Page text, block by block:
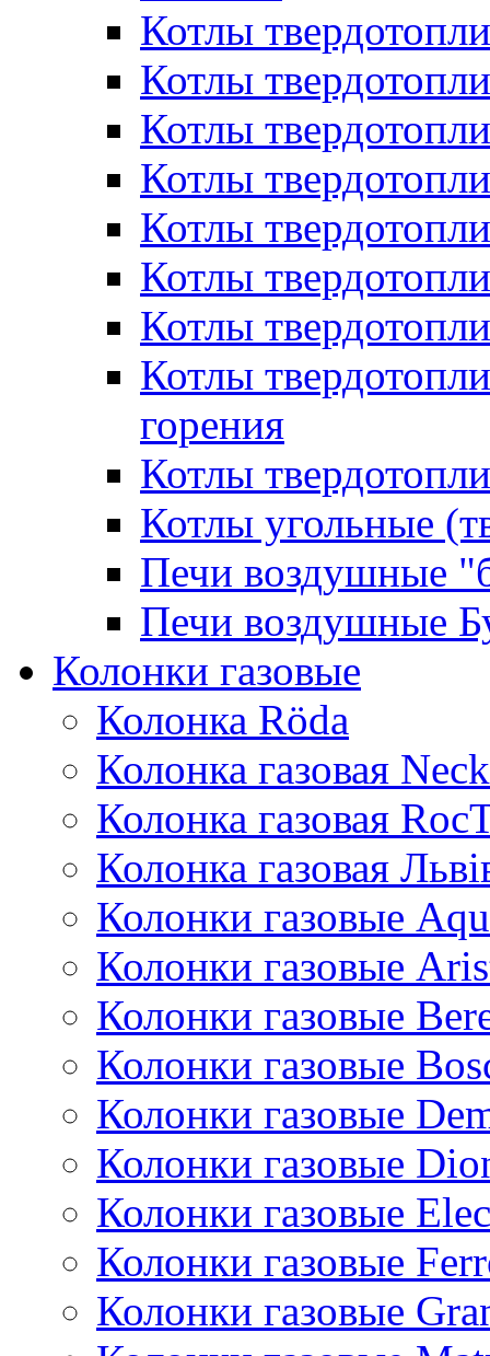
Котлы
Котлы
Котлы
Котлы
Котлы
Котлы
Котлы
Котлы
горения
Котлы
Котлы угольные
Печи воздушные
Печи воздушные
Колонки газовые
Колонка Rӧda
Колонка газовая
Колонка газовая
Колонка газовая
Колонки газовые
Колонки газовые
Колонки газовые
Колонки газовые
Колонки газовые
Колонки газовые
Колонки газовые
Колонки газовые
Колонки газовые